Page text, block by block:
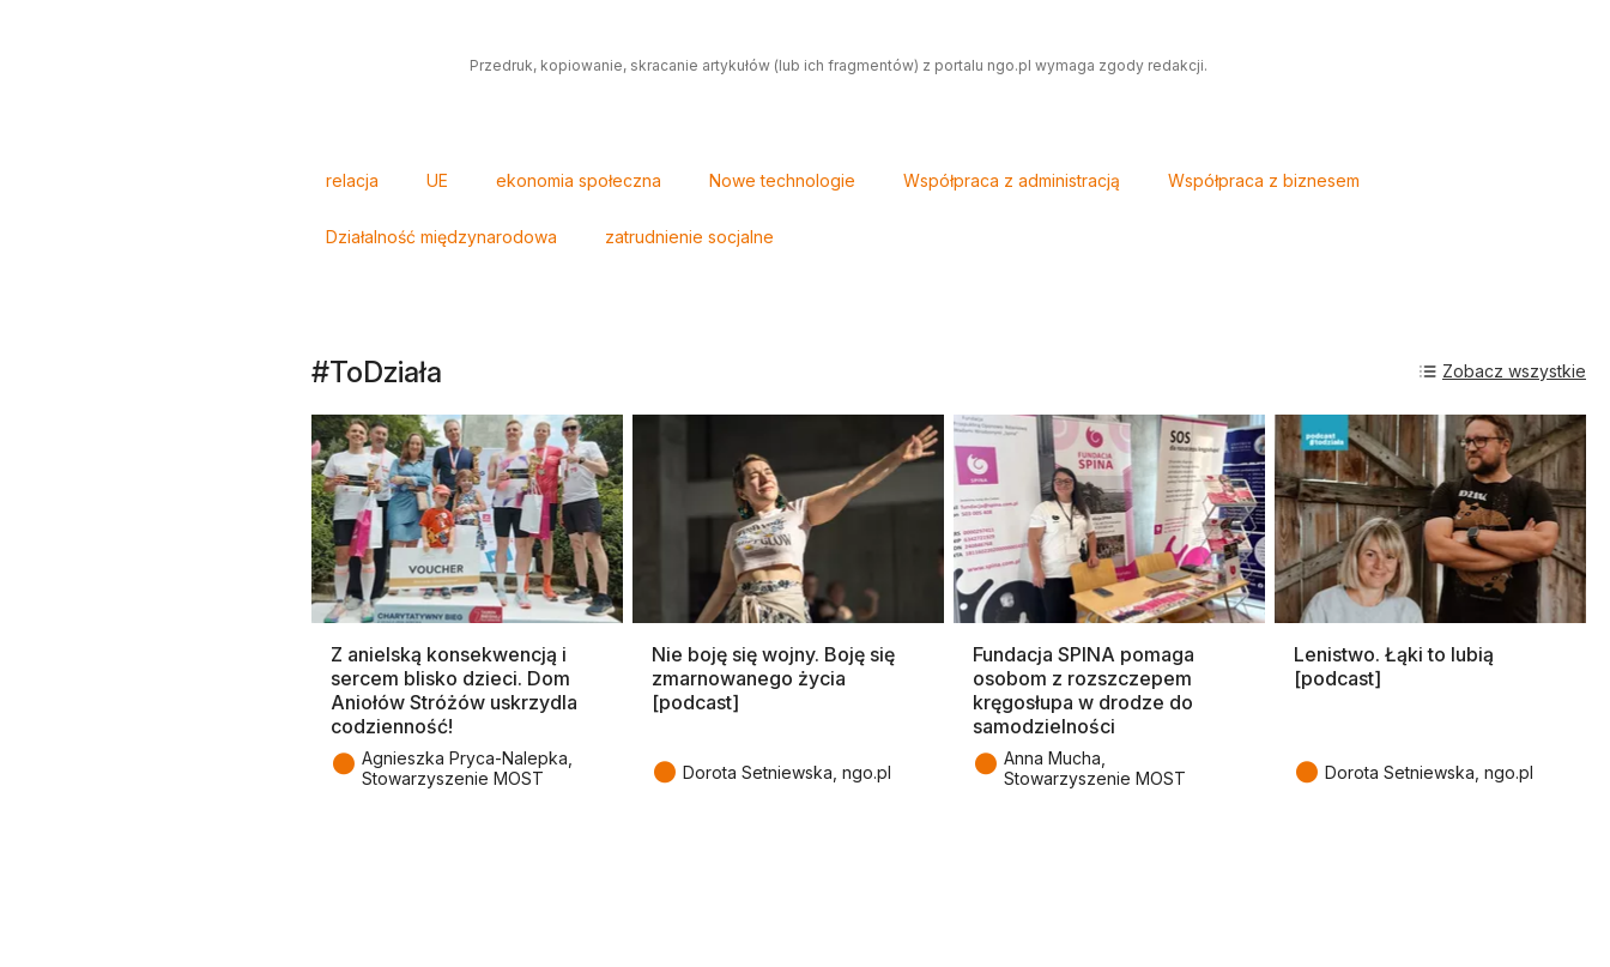
Przedruk, kopiowanie, skracanie artykułów (lub ich fragmentów) z portalu ngo.pl wymaga zgody redakcji.
relacja UE ekonomia społeczna Nowe technologie Współpraca z administracją Współpraca z biznesem
Działalność międzynarodowa zatrudnienie socjalne
#ToDziała
Z anielską konsekwencją i
sercem blisko dzieci. Dom
Aniołów Stróżów uskrzydla
codzienność!
● Agnieszka Pryca-Nalepka,
Stowarzyszenie MOST
Nie boję się wojny. Boję się
zmarnowanego życia
[podcast]
● Dorota Setniewska, ngo.pl
Fundacja SPINA pomaga
osobom z rozszczepem
kręgosłupa w drodze do
samodzielności
● Anna Mucha,
Stowarzyszenie MOST
Lenistwo. Łąki to lubią
[podcast]
● Dorota Setniewska, ngo.pl
Zobacz wszystkie